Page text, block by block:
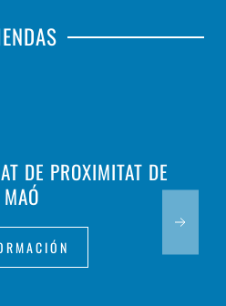
DE PROXIMITAT DE
MAÓ